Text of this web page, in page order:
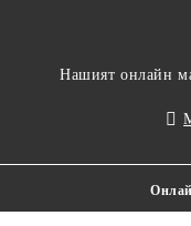
Нашият онлайн